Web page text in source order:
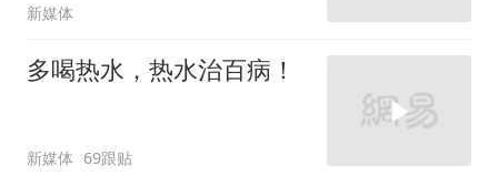
新媒体
多喝热水，热水治百病！
新媒体 69跟贴